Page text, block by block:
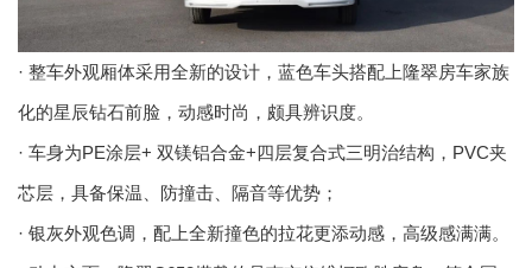
· 整车外观厢体采用全新的设计，蓝色车头搭配上隆翠房车家族
化的星辰钻石前脸，动感时尚，颇具辨识度。
· 车身为PE涂层+ 双镁铝合金+四层复合式三明治结构，PVC夹
芯层，具备保温、防撞击、隔音等优势；
· 银灰外观色调，配上全新撞色的拉花更添动感，高级感满满。